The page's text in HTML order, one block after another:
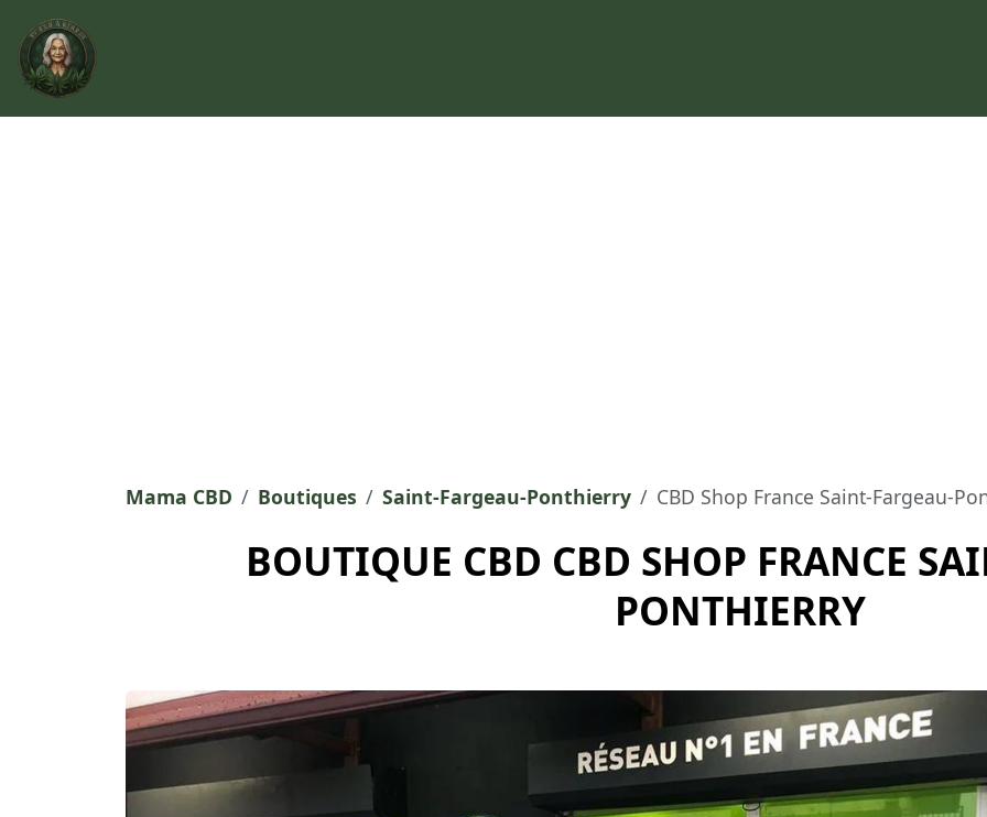
Mama CBD Boutiques Saint-Fargeau-Ponthierry CBD Shop France Saint-Fargeau-
BOUTIQUE CBD CBD SHOP FRANCE
PONTHIERRY